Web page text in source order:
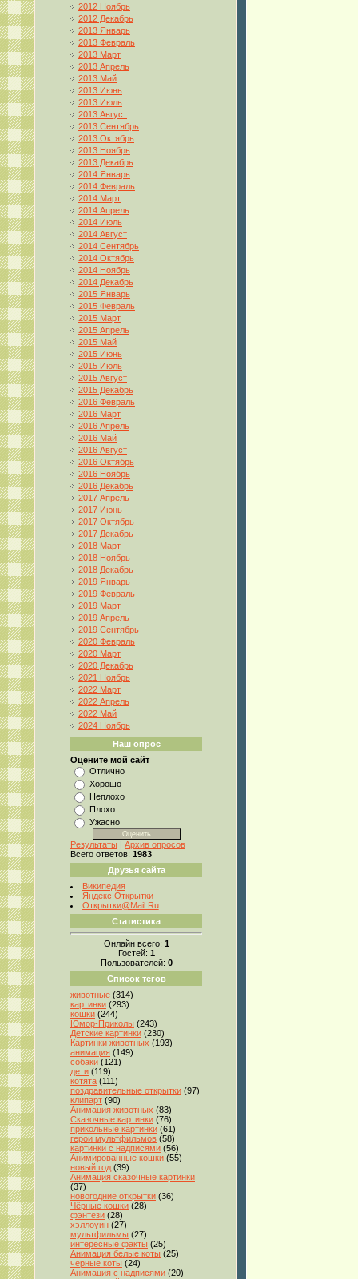
2012 Ноябрь
2012 Декабрь
2013 Январь
2013 Февраль
2013 Март
2013 Апрель
2013 Май
2013 Июнь
2013 Июль
2013 Август
2013 Сентябрь
2013 Октябрь
2013 Ноябрь
2013 Декабрь
2014 Январь
2014 Февраль
2014 Март
2014 Апрель
2014 Июль
2014 Август
2014 Сентябрь
2014 Октябрь
2014 Ноябрь
2014 Декабрь
2015 Январь
2015 Февраль
2015 Март
2015 Апрель
2015 Май
2015 Июнь
2015 Июль
2015 Август
2015 Декабрь
2016 Февраль
2016 Март
2016 Апрель
2016 Май
2016 Август
2016 Октябрь
2016 Ноябрь
2016 Декабрь
2017 Апрель
2017 Июнь
2017 Октябрь
2017 Декабрь
2018 Март
2018 Ноябрь
2018 Декабрь
2019 Январь
2019 Февраль
2019 Март
2019 Апрель
2019 Сентябрь
2020 Февраль
2020 Март
2020 Декабрь
2021 Ноябрь
2022 Март
2022 Апрель
2022 Май
2024 Ноябрь
Наш опрос
Оцените мой сайт
Отлично
Хорошо
Неплохо
Плохо
Ужасно
Результаты | Архив опросов
Всего ответов: 1983
Друзья сайта
Википедия
Яндекс.Открытки
Открытки@Mail.Ru
Статистика
Онлайн всего: 1
Гостей: 1
Пользователей: 0
Список тегов
животные (314)
картинки (293)
кошки (244)
Юмор-Приколы (243)
Детские картинки (230)
Картинки животных (193)
анимация (149)
собаки (121)
дети (119)
котята (111)
поздравительные открытки (97)
клипарт (90)
Анимация животных (83)
Сказочные картинки (76)
прикольные картинки (61)
герои мультфильмов (58)
картинки с надписями (56)
Анимированные кошки (55)
новый год (39)
Анимация сказочные картинки
(37)
новогодние открытки (36)
Чёрные кошки (28)
фэнтези (28)
хэллоуин (27)
мультфильмы (27)
интересные факты (25)
Анимация белые коты (25)
черные коты (24)
Анимация с надписями (20)